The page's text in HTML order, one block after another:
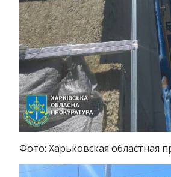
Фото: Харьковская областная